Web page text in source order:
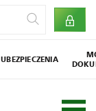
UBEZPIECZENIA